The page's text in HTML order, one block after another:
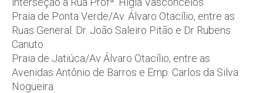
Praia de Ponta Verde/Av. Álvaro Otacílio, entre as
Ruas General. Dr. João Saleiro Pitão e Dr Rubens
Canuto
Praia de Jatiúca/Av Álvaro Otacílio, entre as
Avenidas Antônio de Barros e Emp. Carlos da Silva
Nogueira